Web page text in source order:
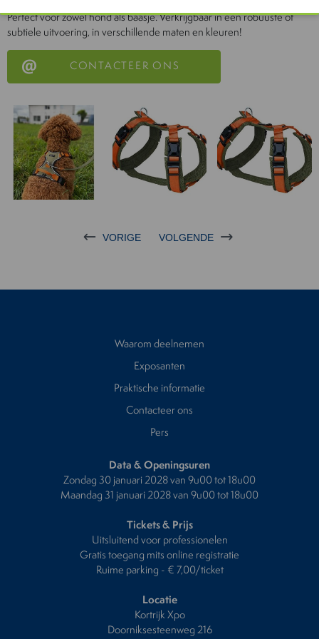
Perfect voor zowel hond als baasje. Verkrijgbaar in een robuuste of
subtiele uitvoering, in verschillende maten en kleuren!
CONTACTEER ONS
VORIGE VOLGENDE
Waarom deelnemen
Exposanten
Praktische informatie
Contacteer ons
Pers
Data & Openingsuren
Zondag 30 januari 2028 van 9u00 tot 18u00
Maandag 31 januari 2028 van 9u00 tot 18u00
Tickets & Prijs
Uitsluitend voor professionelen
Gratis toegang mits online registratie
Ruime parking - € 7,00/ticket
Locatie
Kortrijk Xpo
Doorniksesteenweg 216